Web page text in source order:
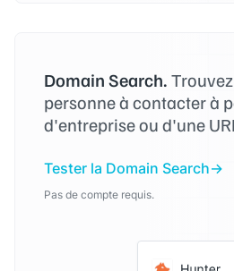
Domain Search.
personne à contacter à
d'entreprise ou d'une
Tester la Domain Search
Pas de compte requis.